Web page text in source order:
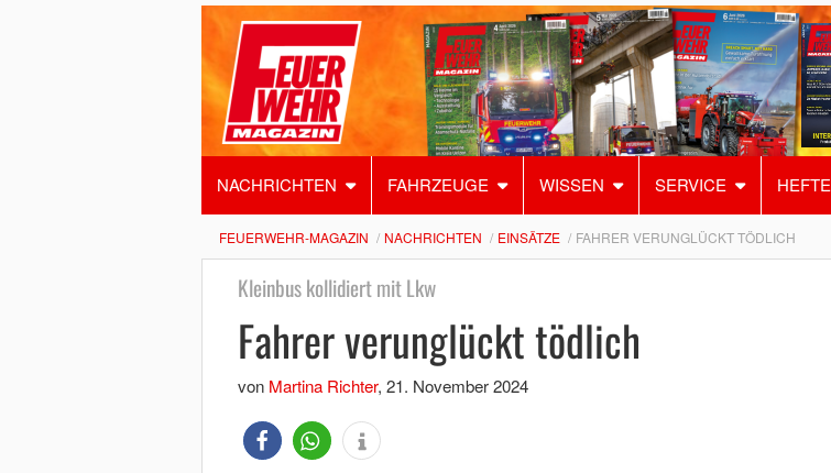
NACHRICHTEN FAHRZEUGE WISSEN SERVICE HEFTE
FEUERWEHR-MAGAZIN NACHRICHTEN EINSÄTZE FAHRER VERUNGLÜCKT TÖDLICH
Kleinbus kollidiert mit Lkw
Fahrer verunglückt tödlich
von Martina Richter, 21. November 2024